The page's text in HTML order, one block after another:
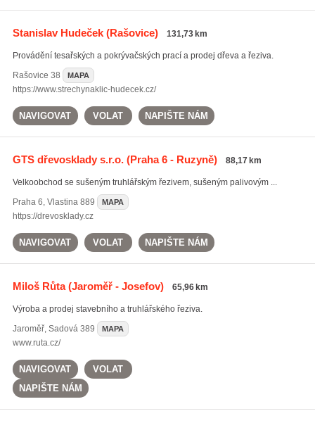
Stanislav Hudeček(Rašovice) 131,73 km
Provádění tesařských a pokrývačských prací a prodej dřeva a řeziva.
Rašovice 38 MAPA
https://www.strechynaklic-hudecek.cz/
NAVIGOVAT VOLAT NAPIŠTE NÁM
GTS dřevosklady s.r.o.(Praha 6 - Ruzyně) 88,17 km
Velkoobchod se sušeným truhlářským řezivem, sušeným palivovým ...
Praha 6, Vlastina 889 MAPA
https://drevosklady.cz
NAVIGOVAT VOLAT NAPIŠTE NÁM
Miloš Růta(Jaroměř - Josefov) 65,96 km
Výroba a prodej stavebního a truhlářského řeziva.
Jaroměř, Sadová 389 MAPA
www.ruta.cz/
NAVIGOVAT
VOLAT
NAPIŠTE NÁM